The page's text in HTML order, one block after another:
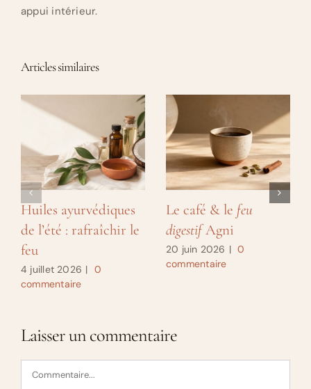
appui intérieur.
Articles similaires
Huiles ayurvédiques
de l’été : rafraîchir le
feu
4 juillet 2026 | 0
commentaire
Le café & le feu
digestifAgni
20 juin 2026 | 0
commentaire
Laisser un commentaire
Commentaire